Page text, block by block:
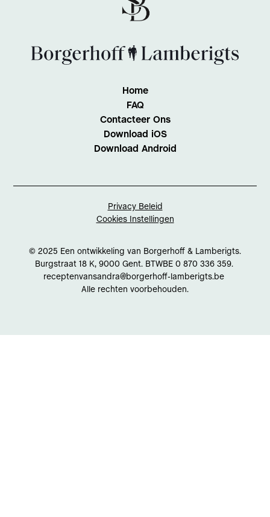
Home
FAQ
Contacteer Ons
Download iOS
Download Android
© 2025 Een ontwikkeling van Borgerhoff & Lamberigts.
Burgstraat 18 K, 9000 Gent. BTWBE 0 870 336 359.
receptenvansandra@borgerhoff-lamberigts.be
Alle rechten voorbehouden.
Privacy Beleid
Cookies Instellingen